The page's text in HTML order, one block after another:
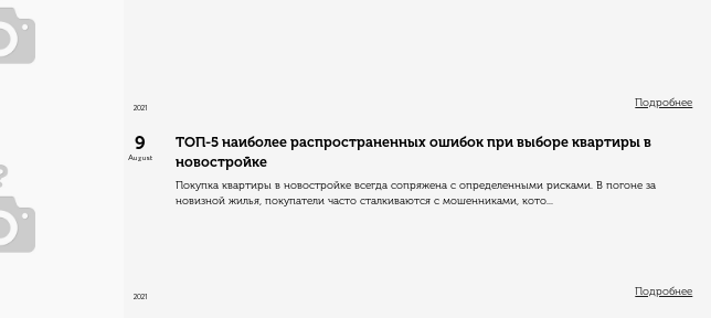
2021 Подробнее
9
August
2021
ТОП-5 наиболее распространенных ошибок при выборе квартиры в
новостройке
Покупка квартиры в новостройке всегда сопряжена с определенными рисками. В погоне за
новизной жилья, покупатели часто сталкиваются с мошенниками, кото...
Подробнее